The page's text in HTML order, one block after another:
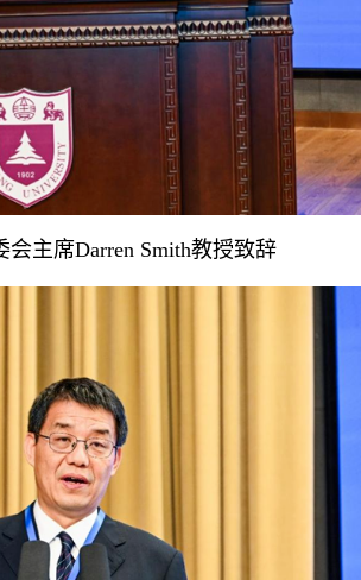
会主席Darren Smith教授致辞